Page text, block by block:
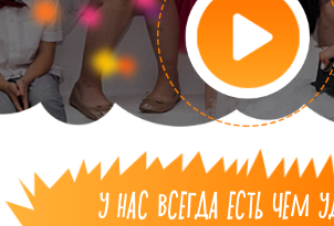
У НАС ВСЕГДА ЕСТЬ ЧЕМ